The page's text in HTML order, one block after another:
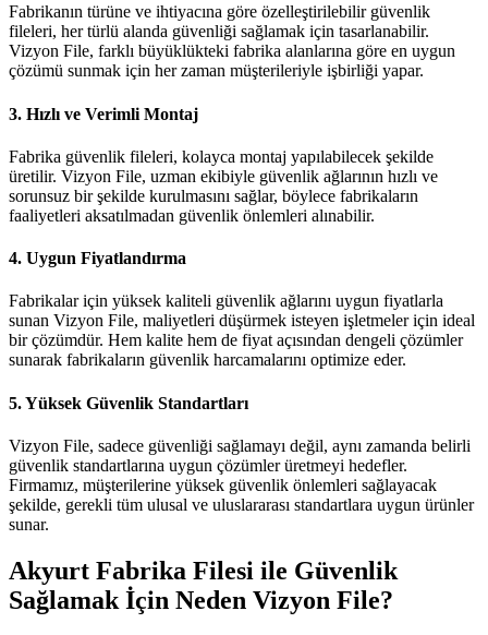
Fabrikanın türüne ve ihtiyacına göre özelleştirilebilir güvenlik
fileleri, her türlü alanda güvenliği sağlamak için tasarlanabilir.
Vizyon File, farklı büyüklükteki fabrika alanlarına göre en uygun
çözümü sunmak için her zaman müşterileriyle işbirliği yapar.
3. Hızlı ve Verimli Montaj
Fabrika güvenlik fileleri, kolayca montaj yapılabilecek şekilde
üretilir. Vizyon File, uzman ekibiyle güvenlik ağlarının hızlı ve
sorunsuz bir şekilde kurulmasını sağlar, böylece fabrikaların
faaliyetleri aksatılmadan güvenlik önlemleri alınabilir.
4. Uygun Fiyatlandırma
Fabrikalar için yüksek kaliteli güvenlik ağlarını uygun fiyatlarla
sunan Vizyon File, maliyetleri düşürmek isteyen işletmeler için ideal
bir çözümdür. Hem kalite hem de fiyat açısından dengeli çözümler
sunarak fabrikaların güvenlik harcamalarını optimize eder.
5.Yüksek Güvenlik Standartları
Vizyon File, sadece güvenliği sağlamayı değil, aynı zamanda belirli
güvenlik standartlarına uygun çözümler üretmeyi hedefler.
Firmamız, müşterilerine yüksek güvenlik önlemleri sağlayacak
şekilde, gerekli tüm ulusal ve uluslararası standartlara uygun ürünler
sunar.
Akyurt Fabrika Filesi ile Güvenlik
Sağlamak İçin Neden Vizyon File?